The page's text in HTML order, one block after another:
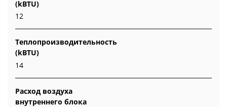
(kBTU)
12
Теплопроизводительность
(kBTU)
14
Расход воздуха
внутреннего блока